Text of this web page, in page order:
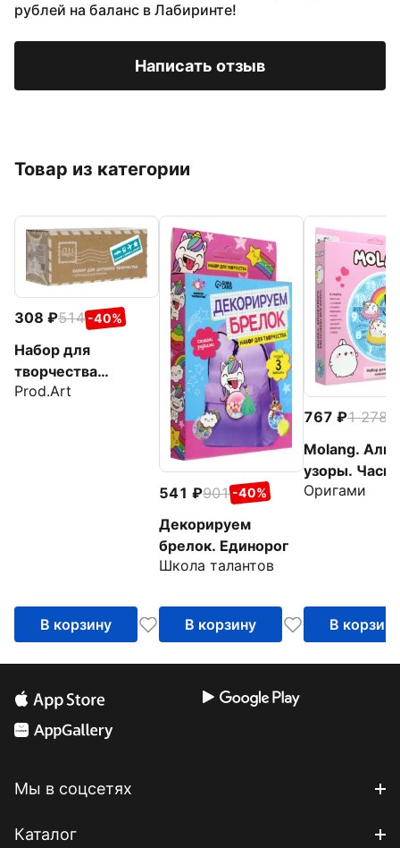
рублей на баланс в Лабиринте!
Написать отзыв
Товар из категории
308 514 -40%
Набор для
творчества
Морской
Prod.Art
В корзину
541 901 -40%
Декорируем
брелок. Единорог
Школа талантов
В корзину
767 1 278
Molang.
узоры. Часы.
Летний
Оригами
В корзину
Мы в соцсетях
Каталог